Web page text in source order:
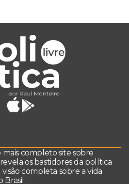
mais completo site sobre
os bastidores da política
completa sobre a vida
Brasil.